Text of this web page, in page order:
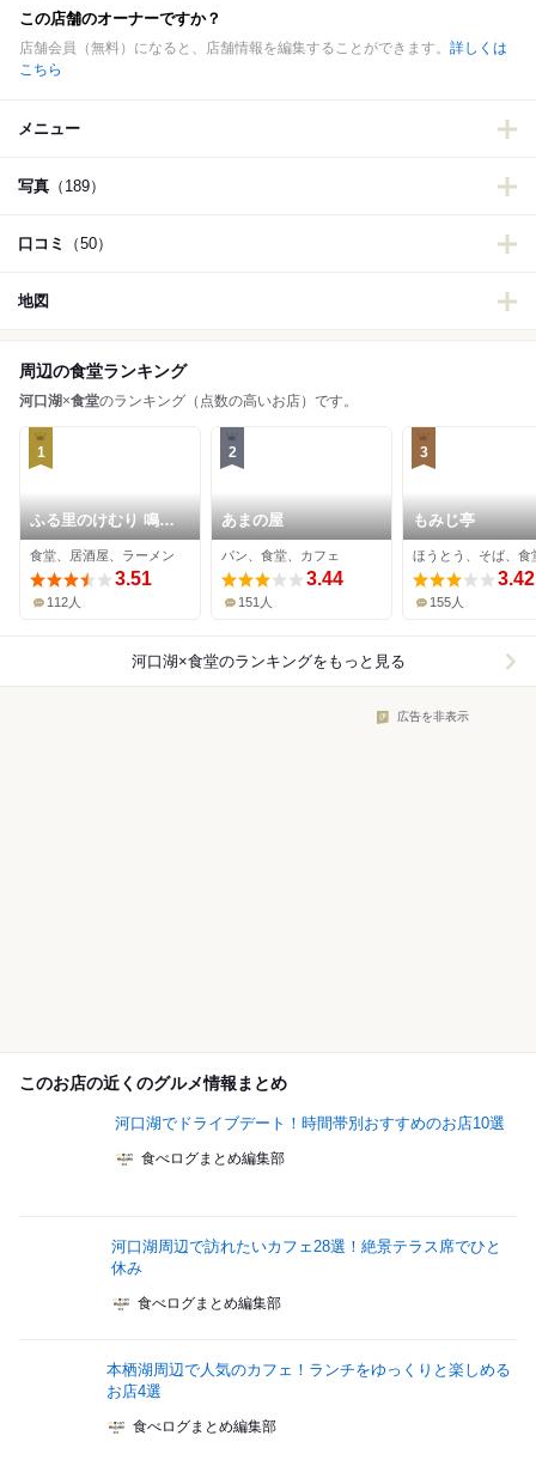
この店舗のオーナーですか？
店舗会員（無料）になると、店舗情報を編集することができます。 詳しくは
こちら
メニュー
写真 （189）
口コミ （50）
地図
周辺の食堂ランキング
河口湖×食堂のランキング（点数の高いお店）です。
1
ふる里のけむり 鳴沢
村富士山店
食堂、居酒屋、ラーメン
3.51
112人
2
あまの屋
パン、食堂、カフェ
3.44
151人
3
もみじ亭
ほうとう、そば、食
3.42
155人
河口湖×食堂のランキングをもっと見る
広告を非表示
このお店の近くのグルメ情報まとめ
河口湖でドライブデート！時間帯別おすすめのお店10選
食べログまとめ編集部
河口湖周辺で訪れたいカフェ28選！絶景テラス席でひと
休み
食べログまとめ編集部
本栖湖周辺で人気のカフェ！ランチをゆっくりと楽しめる
お店4選
食べログまとめ編集部